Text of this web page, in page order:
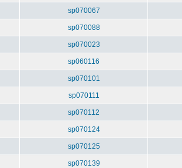
sp070067
sp070088
sp070023
sp060116
sp070101
sp070111
sp070112
sp070124
sp070125
sp070139